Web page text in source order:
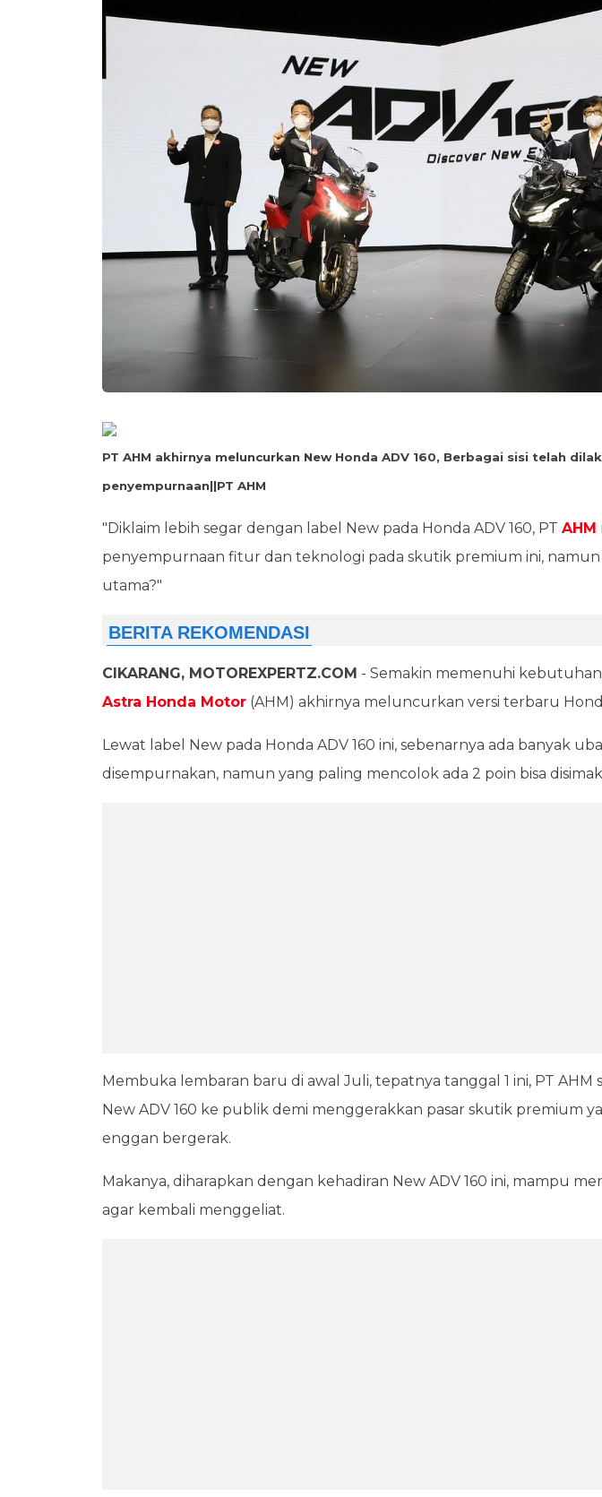
PT AHM akhirnya meluncurkan New Honda ADV 160, Berbagai sisi telah
penyempurnaan||PT AHM
"Diklaim lebih segar dengan label New pada Honda ADV 160, PT AHM
penyempurnaan fitur dan teknologi pada skutik premium ini, namun
utama?"
CIKARANG, MOTOREXPERTZ.COM - Semakin memenuhi
Astra Honda Motor (AHM) akhirnya meluncurkan versi terbaru
Lewat label New pada Honda ADV 160 ini, sebenarnya ada banyak
disempurnakan, namun yang paling mencolok ada 2 poin bisa
Membuka lembaran baru di awal Juli, tepatnya tanggal 1 ini, PT AHM
New ADV 160 ke publik demi menggerakkan pasar skutik premium
enggan bergerak.
Makanya, diharapkan dengan kehadiran New ADV 160 ini, mampu
agar kembali menggeliat.